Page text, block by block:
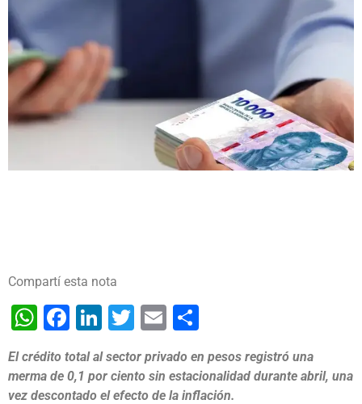
Compartí esta nota
WhatsApp
Facebook
LinkedIn
Twitter
Email
El crédito total al sector privado en pesos registró una
merma de 0,1 por ciento sin estacionalidad durante abril, una
vez descontado el efecto de la inflación.